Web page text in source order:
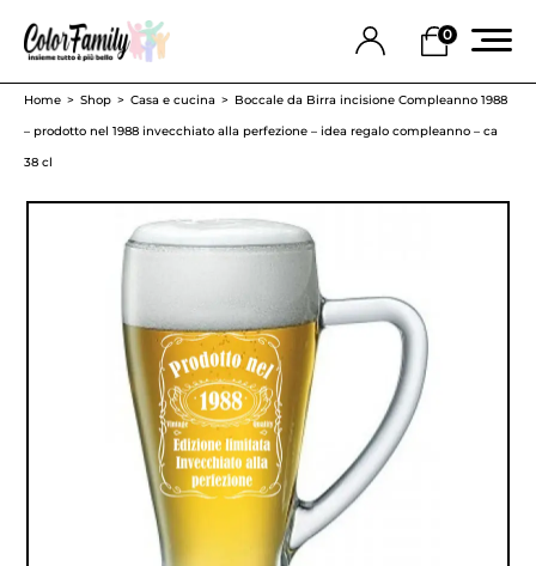
0
Home Shop Casa e cucina
Boccale da Birra incisione Compleanno 1988
– prodotto nel 1988 invecchiato alla perfezione – idea regalo compleanno – ca
38 cl